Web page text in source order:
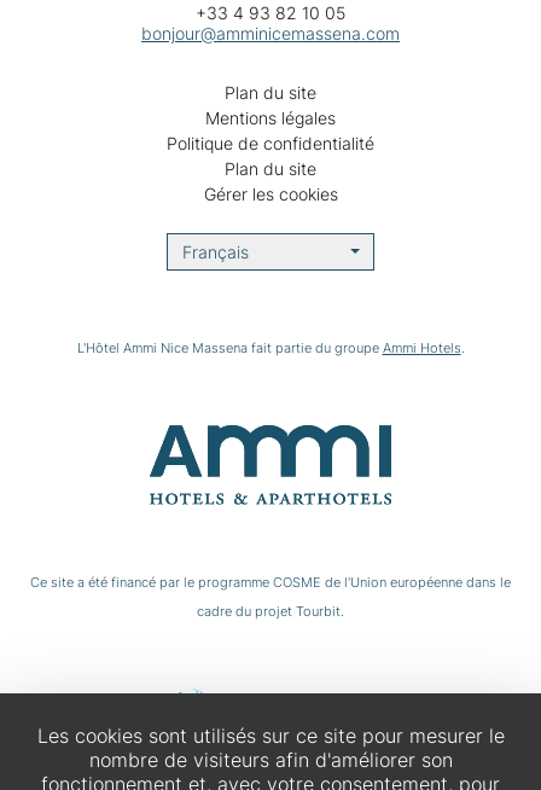
+33 4 93 82 10 05
bonjour@amminicemassena.com
Plan du site
Mentions légales
Politique de confidentialité
Plan du site
Gérer les cookies
Français
L'Hôtel Ammi Nice Massena fait partie du groupe Ammi Hotels.
Ce site a été financé par le programme COSME de l'Union européenne dans le
cadre du projet Tourbit.
Les cookies sont utilisés sur ce site pour mesurer le
nombre de visiteurs afin d'améliorer son
fonctionnement et, avec votre consentement, pour